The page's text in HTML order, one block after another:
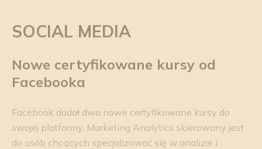
SOCIAL MEDIA
Nowe certyfikowane kursy od
Facebooka
Facebook dodał dwa nowe certyfikowane kursy do
swojej platformy. Marketing Analytics skierowany jest
do osób chcących specjalizować się w analizie i